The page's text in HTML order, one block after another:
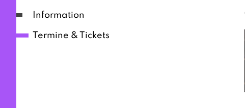
Information
Termine & Tickets